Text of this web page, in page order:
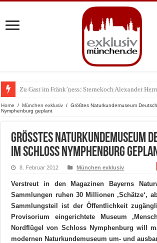
Zu Gast im Fränk’ness: Sternekoch Alexander
Warum München gerade zum Treffpunkt der
Home / München exklusiv / Größtes Naturkundemuseum
Nymphenburg geplant
Größtes Naturkundemuseum
im Schloss Nymphenburg
8. Februar 2012 München exklusiv
Verstreut in den Magazinen Bayerns
Sammlungen ruhen 30 Millionen ‚Schätze‘,
Sammlungsteil ist der Öffentlichkeit
Provisorium eingerichtete Museum
Nordflügel von Schloss Nymphenburg will
modernen Naturkundemuseum um- und